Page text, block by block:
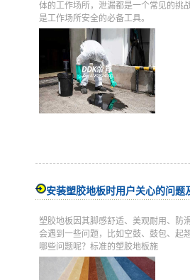
体的工作场所，泄漏都是一个常见的挑
是工作场所安全的必备工具。
安装塑胶地板时用户关心的问题
塑胶地板因其脚感舒适、美观耐用、防
会遇到一些问题，比如空鼓、鼓包、起
哪些问题呢？标准的塑胶地板施